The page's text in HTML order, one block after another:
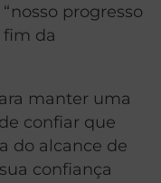
progresso
da
manter uma
confiar que
do alcance de
confiança